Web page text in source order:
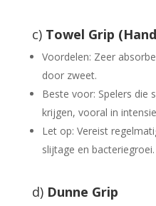
c) Towel Grip
Voordelen: Zeer
door zweet.
Beste voor: Spelers die
krijgen, vooral in
Let op: Vereist
slijtage en bacteriegroei.
d) Dunne Grip